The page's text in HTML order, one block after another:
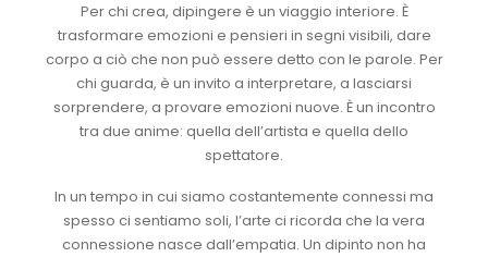
Per chi crea, dipingere è un viaggio interiore. È
trasformare emozioni e pensieri in segni visibili, dare
corpo a ciò che non può essere detto con le parole. Per
chi guarda, è un invito a interpretare, a lasciarsi
sorprendere, a provare emozioni nuove. È un incontro
tra due anime: quella dell’artista e quella dello
spettatore.
In un tempo in cui siamo costantemente connessi ma
spesso ci sentiamo soli, l’arte ci ricorda che la vera
connessione nasce dall’empatia. Un dipinto non ha